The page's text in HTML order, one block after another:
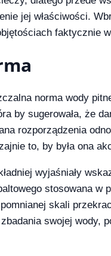
jej właściwości.
faktycznie
norma wody
by sugerowała, że
rozporządzenia
to, by była ona
wyjaśniały
stosowana w
skali
swojej wody,